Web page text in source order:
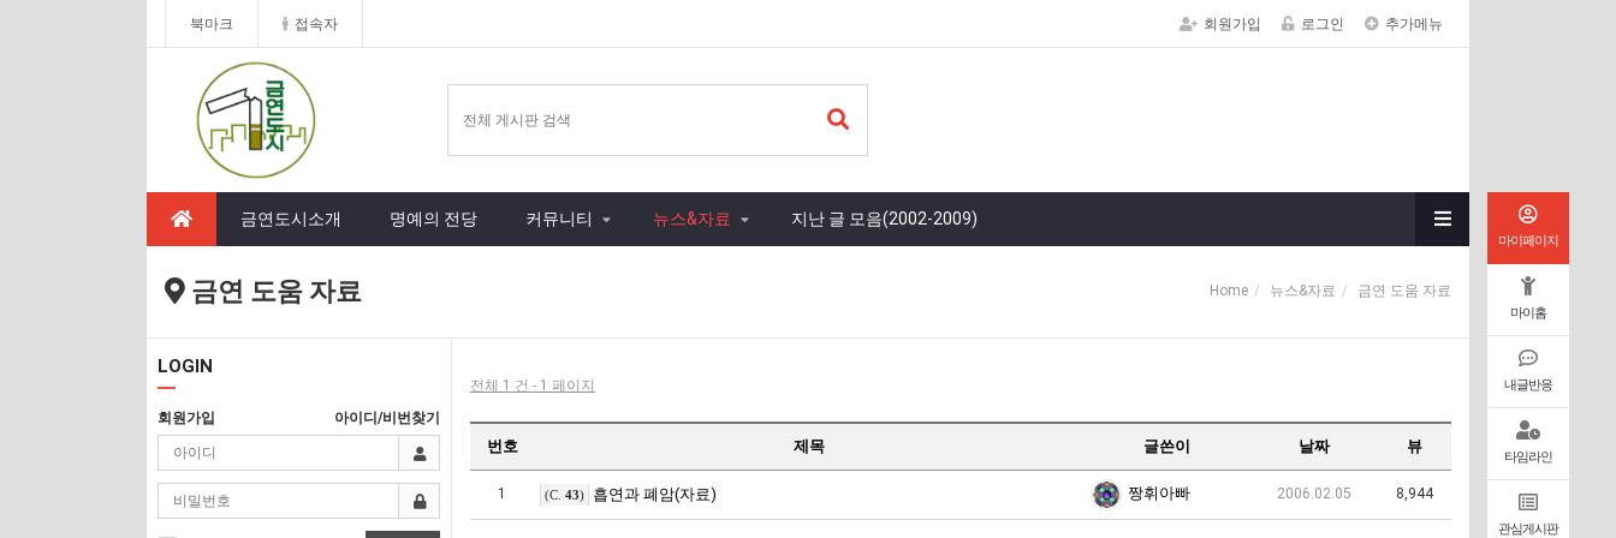
북마크 접속자 회원가입 로그인 추가메뉴
금연도시소개 명예의 전당 커뮤니티 뉴스&자료 지난 글 모음(2002-2009)
금연 도움 자료 Home 뉴스&자료 금연 도움 자료
마이페이지
마이홈
내글반응
타임라인
관심게시판
LOGIN
회원가입 아이디/비번찾기
전체 1 건 - 1 페이지
번호 제목 글쓴이 날짜 뷰
1 (C. 43) 흡연과 폐암(자료) 짱휘아빠 2006.02.05 8,944